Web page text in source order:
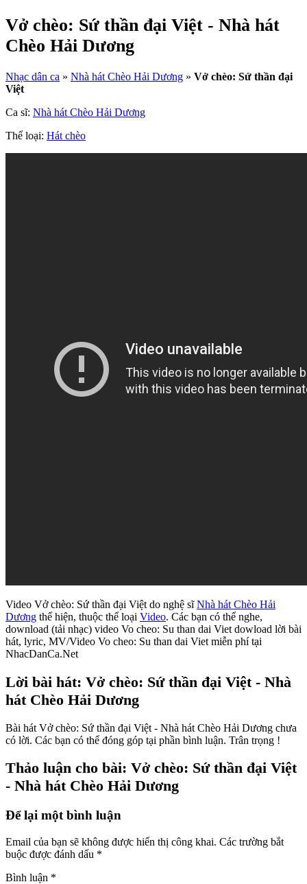
Vở chèo: Sứ thần đại Việt - Nhà hát
Chèo Hải Dương
Nhạc dân ca » Nhà hát Chèo Hải Dương » Vở chèo: Sứ thần đại
Việt
Ca sĩ: Nhà hát Chèo Hải Dương
Thể loại: Hát chèo
Video Vở chèo: Sứ thần đại Việt do nghệ sĩNhà hát Chèo Hải
Dương thể hiện, thuộc thể loại Video. Các bạn có thể nghe,
download (tải nhạc) video Vo cheo: Su than dai Viet dowload lời bài
hát, lyric, MV/Video Vo cheo: Su than dai Viet miễn phí tại
NhacDanCa.Net
Lời bài hát: Vở chèo: Sứ thần đại Việt - Nhà
hát Chèo Hải Dương
Bài hát Vở chèo: Sứ thần đại Việt - Nhà hát Chèo Hải Dương chưa
có lời. Các bạn có thể đóng góp tại phần bình luận. Trân trọng !
Thảo luận cho bài: Vở chèo: Sứ thần đại Việt
- Nhà hát Chèo Hải Dương
Để lại một bình luận
Email của bạn sẽ không được hiển thị công khai. Các trường bắt
buộc được đánh dấu *
Bình luận *